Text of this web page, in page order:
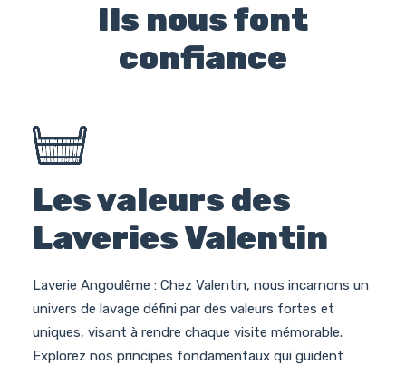
Ils nous font
confiance
Les valeurs des
Laveries Valentin
Laverie Angoulême : Chez Valentin, nous incarnons un
univers de lavage défini par des valeurs fortes et
uniques, visant à rendre chaque visite mémorable.
Explorez nos principes fondamentaux qui guident